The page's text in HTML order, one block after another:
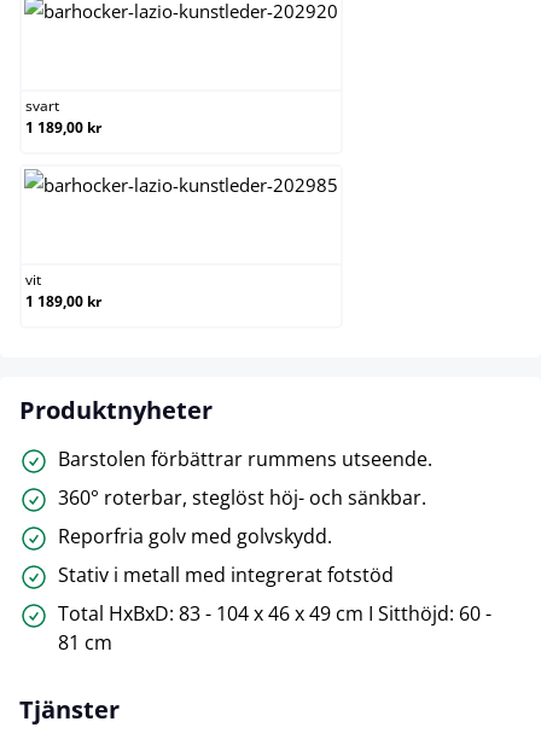
svart
1 189,00 kr
vit
1 189,00 kr
Produktnyheter
Barstolen förbättrar rummens utseende.
360° roterbar, steglöst höj- och sänkbar.
Reporfria golv med golvskydd.
Stativ i metall med integrerat fotstöd
Total HxBxD: 83 - 104 x 46 x 49 cm I Sitthöjd: 60 -
81 cm
Tjänster